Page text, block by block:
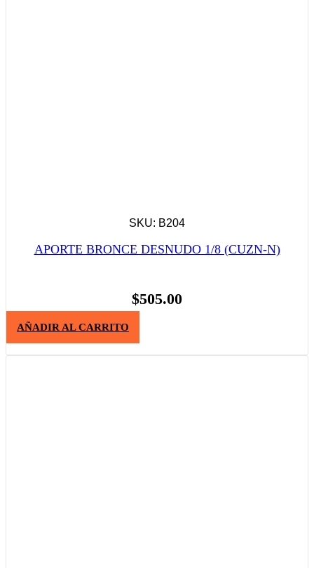
SKU: B204
APORTE BRONCE DESNUDO 1/8 (CUZN-N)
$505.00
AÑADIR AL CARRITO